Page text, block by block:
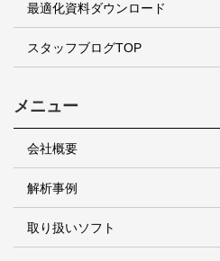
最適化資料ダウンロード
スタッフブログTOP
メニュー
会社概要
解析事例
取り扱いソフト